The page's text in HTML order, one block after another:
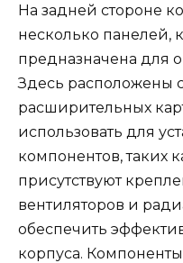
На задней стороне
несколько панелей,
предназначена для
Здесь расположены
расширительных
использовать для
компонентов, таких
присутствуют
вентиляторов и
обеспечить
корпуса.